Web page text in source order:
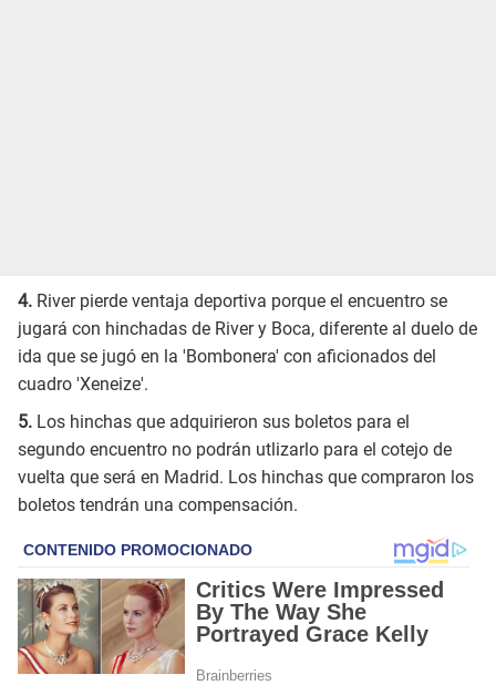
4. River pierde ventaja deportiva porque el encuentro se
jugará con hinchadas de River y Boca, diferente al duelo de
ida que se jugó en la 'Bombonera' con aficionados del
cuadro 'Xeneize'.
5. Los hinchas que adquirieron sus boletos para el
segundo encuentro no podrán utlizarlo para el cotejo de
vuelta que será en Madrid. Los hinchas que compraron los
boletos tendrán una compensación.